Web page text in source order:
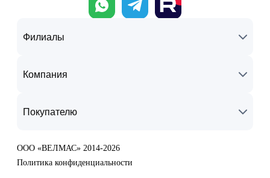
Филиалы
Компания
Покупателю
ООО «ВЕЛМАС» 2014-2026
Политика конфиденциальности